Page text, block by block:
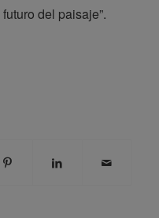
del paisaje”.